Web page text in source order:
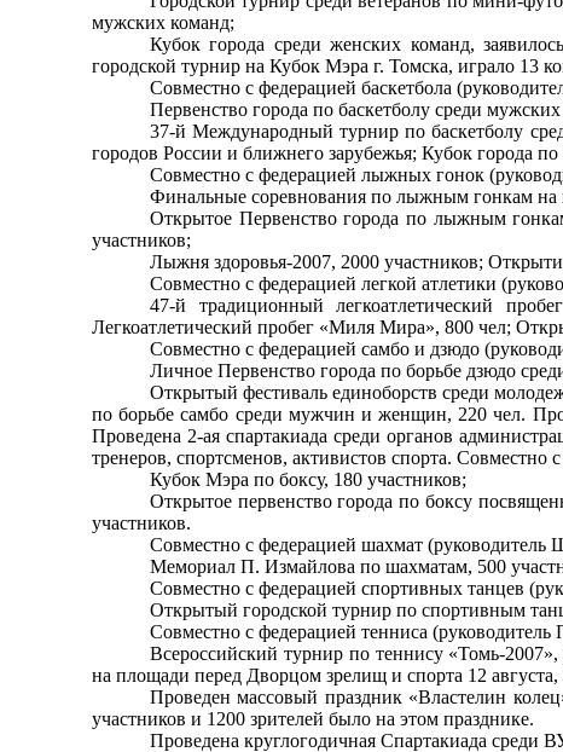
мужских команд;
Кубок города среди женских команд,
городской турнир на Кубок Мэра г. Томска, играло 13
Совместно с федерацией баскетбола
Первенство города по баскетболу среди
37-й Международный турнир по баскетболу
городов России и ближнего зарубежья; Кубок города
Совместно с федерацией лыжных гонок
Финальные соревнования по лыжным гонкам на
Открытое Первенство города по лыжным
участников;
Лыжня здоровья-2007, 2000 участников;
Совместно с федерацией легкой атлетики
47-й традиционный легкоатлетический
Легкоатлетический пробег «Миля Мира», 800 чел;
Совместно с федерацией самбо и дзюдо
Личное Первенство города по борьбе дзюдо
Открытый фестиваль единоборств среди
по борьбе самбо среди мужчин и женщин, 220 чел.
Проведена 2-ая спартакиада среди органов
тренеров, спортсменов, активистов спорта.
Кубок Мэра по боксу, 180 участников;
Открытое первенство города по боксу
участников.
Совместно с федерацией шахмат
Мемориал П. Измайлова по шахматам, 500
Совместно с федерацией спортивных танцев
Открытый городской турнир по спортивным
Совместно с федерацией тенниса
Всероссийский турнир по теннису «Томь-
на площади перед Дворцом зрелищ и спорта 12 августа,
Проведен массовый праздник «Властелин
участников и 1200 зрителей было на этом празднике.
Проведена круглогодичная Спартакиада среди